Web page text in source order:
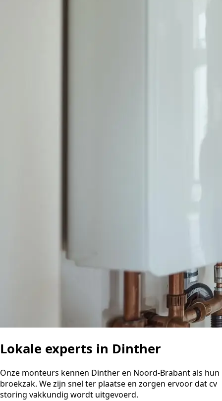
Lokale experts in Dinther
Onze monteurs kennen Dinther en Noord-Brabant als hun
broekzak. We zijn snel ter plaatse en zorgen ervoor dat cv
storing vakkundig wordt uitgevoerd.